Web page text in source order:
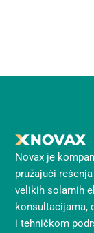
Novax je
pružajući
velikih solarnih
konsultacijama,
i tehničkom